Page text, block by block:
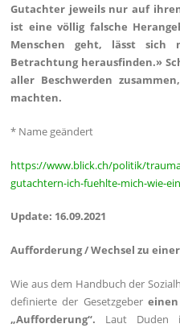
Gutachter jeweils nur auf
ist eine völlig falsche
Menschen geht, lässt sich
Betrachtung herausfinden.»
aller Beschwerden
machten.
* Name geändert
https://www.blick.ch/politik/
gutachtern-ich-fuehlte-mich-wie-
Update: 16.09.2021
Aufforderung / Wechsel zu
Wie aus dem Handbuch der
definierte der Gesetzgeber
„Aufforderung“. Laut Duden